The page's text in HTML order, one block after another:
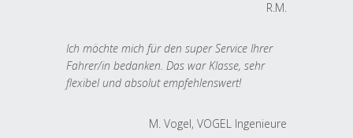
R.M.
Ich möchte mich für den super Service Ihrer
Fahrer/in bedanken. Das war Klasse, sehr
flexibel und absolut empfehlenswert!
M. Vogel, VOGEL Ingenieure